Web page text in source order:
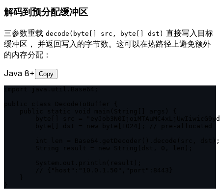
解码到预分配缓冲区
三参数重载 decode(byte[] src, byte[] dst) 直接写入目标
缓冲区， 并返回写入的字节数。这可以在热路径上避免额外
的内存分配：
Java 8+ Copy
byte[] src =
        int len = Base64.getDecoder().decode(src, dst);